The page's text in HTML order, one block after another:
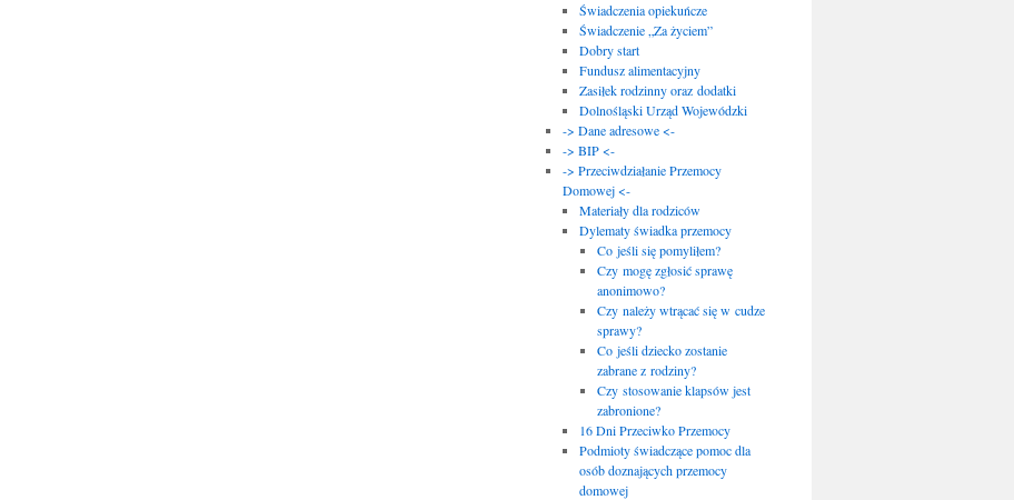
Świadczenia opiekuńcze
Świadczenie „Za życiem”
Dobry start
Fundusz alimentacyjny
Zasiłek rodzinny oraz dodatki
Dolnośląski Urząd Wojewódzki
-> Dane adresowe <-
-> BIP <-
-> Przeciwdziałanie Przemocy
Domowej <-
Materiały dla rodziców
Dylematy świadka przemocy
Co jeśli się pomyliłem?
Czy mogę zgłosić sprawę
anonimowo?
Czy należy wtrącać się w cudze
sprawy?
Co jeśli dziecko zostanie
zabrane z rodziny?
Czy stosowanie klapsów jest
zabronione?
16 Dni Przeciwko Przemocy
Podmioty świadczące pomoc dla
osób doznających przemocy
domowej